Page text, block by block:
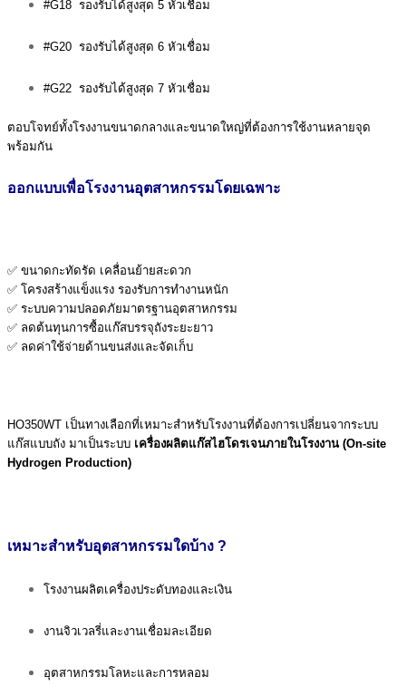
#G18 รองรับได้สูงสุด 5 หัวเชื่อม
#G20 รองรับได้สูงสุด 6 หัวเชื่อม
#G22 รองรับได้สูงสุด 7 หัวเชื่อม
ตอบโจทย์ทั้งโรงงานขนาดกลางและขนาดใหญ่ที่ต้องการใช้งานหลายจุด
พร้อมกัน
ออกแบบเพื่อโรงงานอุตสาหกรรมโดยเฉพาะ
✅ ขนาดกะทัดรัด เคลื่อนย้ายสะดวก
✅ โครงสร้างแข็งแรง รองรับการทำงานหนัก
✅ ระบบความปลอดภัยมาตรฐานอุตสาหกรรม
✅ ลดต้นทุนการซื้อแก๊สบรรจุถังระยะยาว
✅ ลดค่าใช้จ่ายด้านขนส่งและจัดเก็บ
HO350WT เป็นทางเลือกที่เหมาะสำหรับโรงงานที่ต้องการเปลี่ยนจากระบบ
แก๊สแบบถัง มาเป็นระบบ เครื่องผลิตแก๊สไฮโดรเจนภายในโรงงาน (On-site
Hydrogen Production)
เหมาะสำหรับอุตสาหกรรมใดบ้าง ?
โรงงานผลิตเครื่องประดับทองและเงิน
งานจิวเวลรี่และงานเชื่อมละเอียด
อุตสาหกรรมโลหะและการหลอม